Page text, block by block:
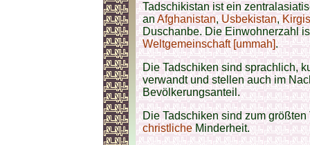
Tadschikistan ist ein
anAfghanistan,Usbekistan,
Duschanbe. Die Einwohnerzahl
Weltgemeinschaft [ummah].
Die Tadschiken sind sprachlich,
verwandt und stellen auch im
Bevölkerungsanteil.
Die Tadschiken sind zum
christlicheMinderheit.